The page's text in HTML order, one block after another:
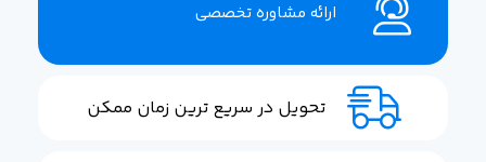
ارائه مشاوره تخصصی
تحویل در سریع ترین زمان ممکن